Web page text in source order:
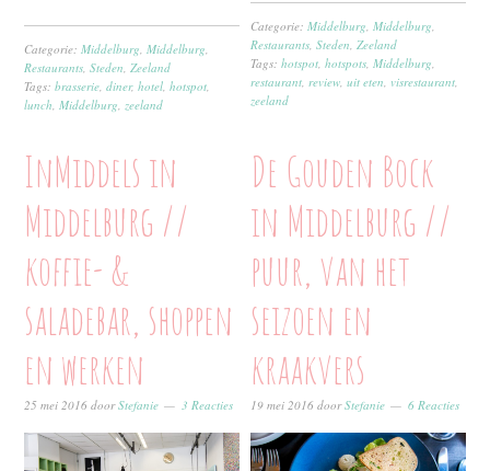
Categorie:Middelburg,Middelburg,
Restaurants,Steden,Zeeland
Tags:brasserie,diner,hotel,hotspot,
lunch,Middelburg,zeeland
Categorie:Middelburg,Middelburg,
Restaurants,Steden,Zeeland
Tags:hotspot,hotspots,Middelburg,
restaurant,review,uit eten, visrestaurant,
zeeland
InMiddels in
Middelburg //
koffie- &
saladebar, shoppen
en werken
25 mei 2016 doorStefanie 3 Reacties
De Gouden Bock
in Middelburg //
puur, van het
seizoen en
kraakvers
19 mei 2016 doorStefanie 6 Reacties